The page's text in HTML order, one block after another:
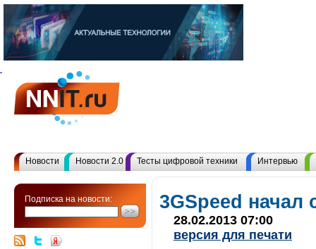
Новости Новости 2.0 Тесты цифровой техники Интервью
Подписка на новости: 3GSpeed начал
28.02.2013 07:00
версия для печати